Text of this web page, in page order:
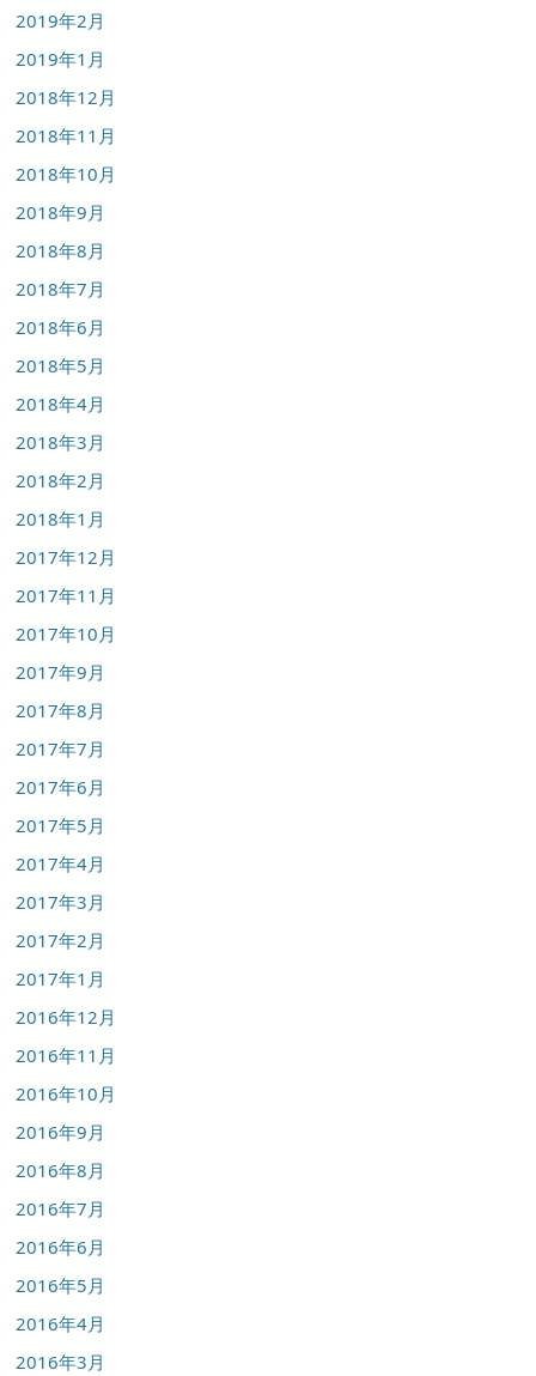
2019年2月
2019年1月
2018年12月
2018年11月
2018年10月
2018年9月
2018年8月
2018年7月
2018年6月
2018年5月
2018年4月
2018年3月
2018年2月
2018年1月
2017年12月
2017年11月
2017年10月
2017年9月
2017年8月
2017年7月
2017年6月
2017年5月
2017年4月
2017年3月
2017年2月
2017年1月
2016年12月
2016年11月
2016年10月
2016年9月
2016年8月
2016年7月
2016年6月
2016年5月
2016年4月
2016年3月